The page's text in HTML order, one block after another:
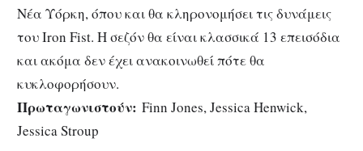
Νέα Υόρκη, όπου και θα κληρονομήσει τις δυνάμεις
του Iron Fist. Η σεζόν θα είναι κλασσικά 13 επεισόδια
και ακόμα δεν έχει ανακοινωθεί πότε θα
κυκλοφορήσουν.
Πρωταγωνιστούν: Finn Jones, Jessica Henwick,
Jessica Stroup